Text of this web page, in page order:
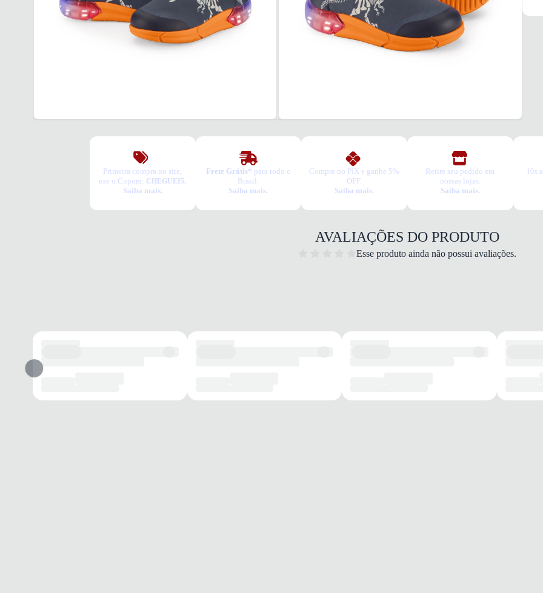
Primeira compra no site,
use o Cupom: CHEGUEI5.
Saiba mais.
Frete Grátis* para todo o
Brasil.
Saiba mais.
Compre no PIX e ganhe 5%
OFF.
Saiba mais.
Retire seu pedido em
nossas lojas.
Saiba mais.
10x
AVALIAÇÕES DO PRODUTO
Esse produto ainda não possui avaliações.